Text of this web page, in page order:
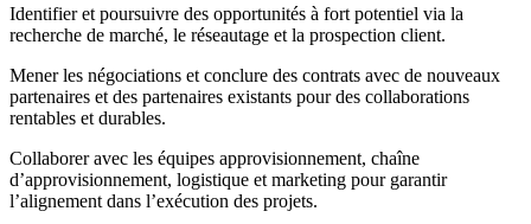
Identifier et poursuivre des opportunités à fort potentiel via la
recherche de marché, le réseautage et la prospection client.
Mener les négociations et conclure des contrats avec de nouveaux
partenaires et des partenaires existants pour des collaborations
rentables et durables.
Collaborer avec les équipes approvisionnement, chaîne
d’approvisionnement, logistique et marketing pour garantir
l’alignement dans l’exécution des projets.